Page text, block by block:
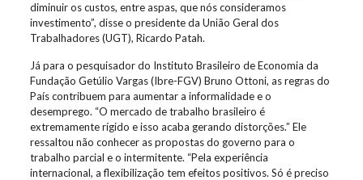
diminuir os custos, entre aspas, que nós consideramos
investimento”, disse o presidente da União Geral dos
Trabalhadores (UGT), Ricardo Patah.
Já para o pesquisador do Instituto Brasileiro de Economia da
Fundação Getúlio Vargas (Ibre-FGV) Bruno Ottoni, as regras do
País contribuem para aumentar a informalidade e o
desemprego. “O mercado de trabalho brasileiro é
extremamente rígido e isso acaba gerando distorções.” Ele
ressaltou não conhecer as propostas do governo para o
trabalho parcial e o intermitente. “Pela experiência
internacional, a flexibilização tem efeitos positivos. Só é preciso